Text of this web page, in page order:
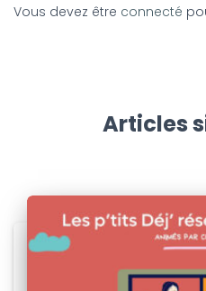
Vous devez être connecté
Articles